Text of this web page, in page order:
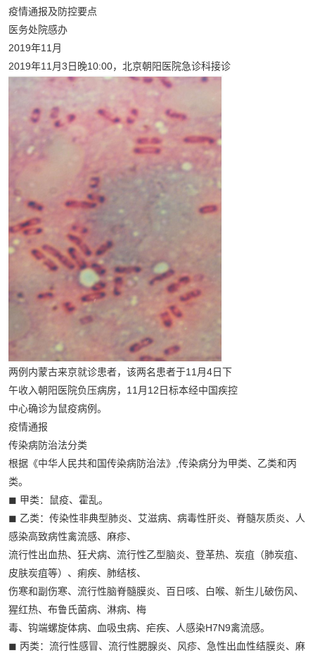
疫情通报及防控要点
医务处院感办
2019年11月
2019年11月3日晚10:00，北京朝阳医院急诊科接诊
两例内蒙古来京就诊患者，该两名患者于11月4日下
午收入朝阳医院负压病房，11月12日标本经中国疾控
中心确诊为鼠疫病例。
疫情通报
传染病防治法分类
根据《中华人民共和国传染病防治法》,传染病分为甲类、乙类和丙
类。
◼ 甲类：鼠疫、霍乱。
◼ 乙类：传染性非典型肺炎、艾滋病、病毒性肝炎、脊髓灰质炎、人
感染高致病性禽流感、麻疹、
流行性出血热、狂犬病、流行性乙型脑炎、登革热、炭疽（肺炭疽、
皮肤炭疽等）、痢疾、肺结核、
伤寒和副伤寒、流行性脑脊髓膜炎、百日咳、白喉、新生儿破伤风、
猩红热、布鲁氏菌病、淋病、梅
毒、钩端螺旋体病、血吸虫病、疟疾、人感染H7N9禽流感。
◼ 丙类：流行性感冒、流行性腮腺炎、风疹、急性出血性结膜炎、麻